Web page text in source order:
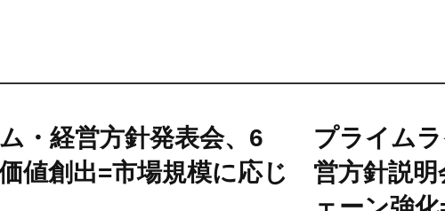
・経営方針発表会、6
値創出=市場規模に応じ
プライム
営方針説